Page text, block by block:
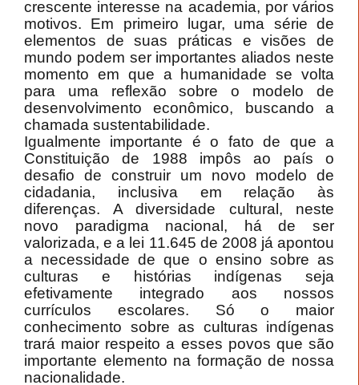
crescente interesse na academia, por vários
motivos. Em primeiro lugar, uma série de
elementos de suas práticas e visões de
mundo podem ser importantes aliados neste
momento em que a humanidade se volta
para uma reflexão sobre o modelo de
desenvolvimento econômico, buscando a
chamada sustentabilidade.
Igualmente importante é o fato de que a
Constituição de 1988 impôs ao país o
desafio de construir um novo modelo de
cidadania, inclusiva em relação às
diferenças. A diversidade cultural, neste
novo paradigma nacional, há de ser
valorizada, e a lei 11.645 de 2008 já apontou
a necessidade de que o ensino sobre as
culturas e histórias indígenas seja
efetivamente integrado aos nossos
currículos escolares. Só o maior
conhecimento sobre as culturas indígenas
trará maior respeito a esses povos que são
importante elemento na formação de nossa
nacionalidade.